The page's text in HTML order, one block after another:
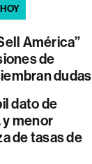
América”
de
dudas
dato de
y menor
de tasas de